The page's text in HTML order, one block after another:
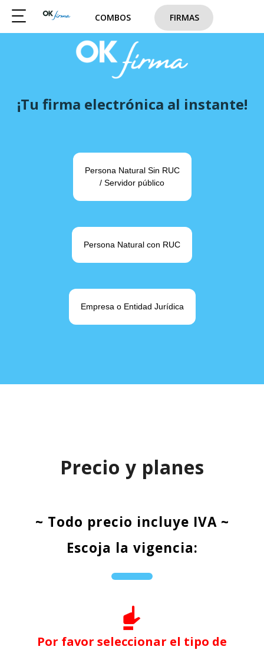
COMBOS FIRMAS
¡Tu firma electrónica al instante!
Persona Natural Sin RUC
/ Servidor público
Persona Natural con RUC
Empresa o Entidad Jurídica
Precio y planes
~ Todo precio incluye IVA ~
Escoja la vigencia:
Por favor seleccionar el tipo de